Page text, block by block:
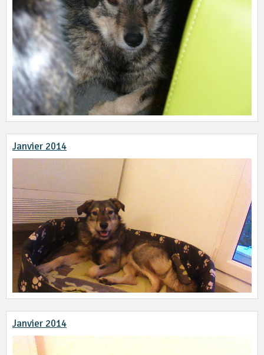
Janvier 2014
Janvier 2014